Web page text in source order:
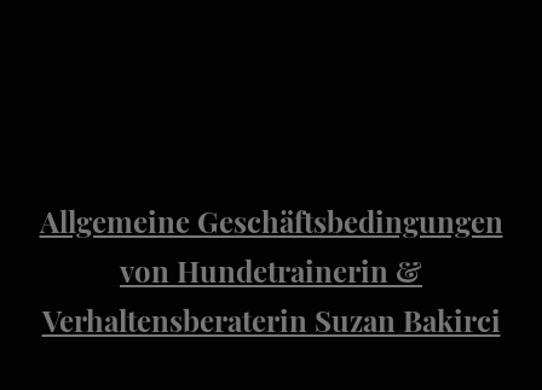
Allgemeine Geschäftsbedingungen
von Hundetrainerin &
Verhaltensberaterin Suzan Bakirci